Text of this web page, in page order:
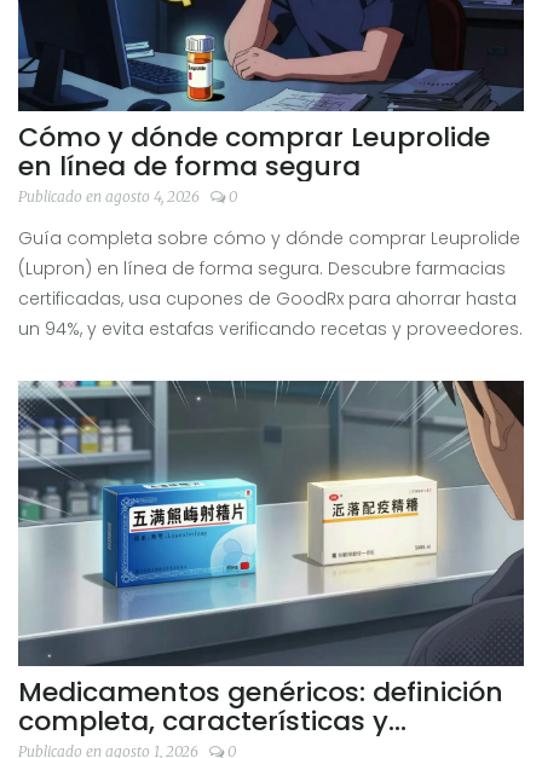
Cómo y dónde comprar Leuprolide
en línea de forma segura
Publicado en agosto 4, 2026 0
Guía completa sobre cómo y dónde comprar Leuprolide
(Lupron) en línea de forma segura. Descubre farmacias
certificadas, usa cupones de GoodRx para ahorrar hasta
un 94%, y evita estafas verificando recetas y proveedores.
Medicamentos genéricos: definición
completa, características y
diferencias con los de marca
Publicado en agosto 1, 2026 0